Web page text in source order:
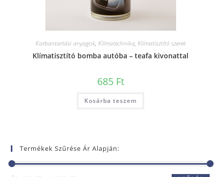
Karbantartási anyagok, Klímatechnika, Klímatisztító szerek
Klímatisztító bomba autóba – teafa kivonattal
685 Ft
Kosárba teszem
Termékek Szűrése Ár Alapján: